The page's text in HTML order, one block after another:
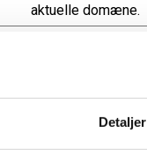
Detaljer
aktuelle domæne.
interaktion med